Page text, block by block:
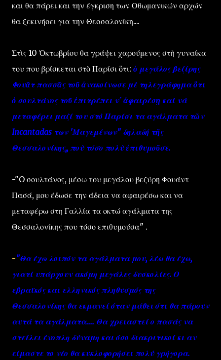
και θα πάρει και την έγκριση των Οθωμανικών αρχών
θα ξεκινήσει για την Θεσσαλονίκη....
Στὶς 10 Ὀκτωβρίου θα γράψει χαρούμενος στὴ γυναίκα
του που βρίσκεται στὸ Παρίσι ὃτι: ὁ μεγάλος βεζίρης
Φουᾶτ πασσᾶς τοῦ ἀνακοίνωσε μὲ τηλεγράφημα ὃτι
ὁ σουλτάνος τοῦ ἐπιτρέπει ν΄ ἀφαιρέσῃ καὶ νὰ
μεταφέρει μαζί του στὸ Παρίσι τα αγάλματα τῶν
Incantadas των 'Μαγεμένων" δηλαδή τῆς
Θεσσαλονίκης,, ποὺ τόσο πολὺ ἐπιθυμοῦσε.
-"O σουλτάνος, μέσω του μεγάλου βεζύρη Φουάντ
Πασά, μου έδωσε την άδεια να αφαιρέσω και να
μεταφέρω στη Γαλλία τα οκτώ αγάλματα της
Θεσσαλονίκης που τόσο επιθυμούσα" .
-"Θα έχω λοιπόν τα αγάλματα μου, λέω θα έχω,
γιατί υπάρχουν ακόμη μεγάλες δυσκολίες. Ο
εβραϊκός και ελληνικός πληθυσμός της
Θεσσαλονίκης θα εκμανεί όταν μάθει ότι θα πάρουν
αυτά τα αγάλματα.... Θα χρειαστεί ο πασάς να
στείλει ένοπλη δύναμη και όσο διακριτικοί κι αν
είμαστε το νέο θα κυκλοφορήσει πολύ γρήγορα.